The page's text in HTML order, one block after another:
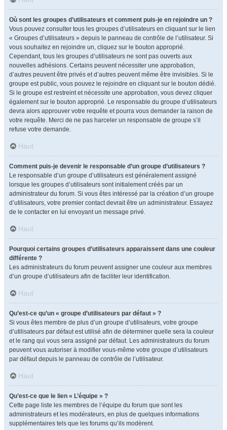
Où sont les groupes d’utilisateurs et comment puis-je en rejoindre un ?
Vous pouvez consulter tous les groupes d’utilisateurs en cliquant sur le lien
« Groupes d’utilisateurs » depuis le panneau de contrôle de l’utilisateur. Si
vous souhaitez en rejoindre un, cliquez sur le bouton approprié.
Cependant, tous les groupes d’utilisateurs ne sont pas ouverts aux
nouvelles adhésions. Certains peuvent nécessiter une approbation,
d’autres peuvent être privés et d’autres peuvent même être invisibles. Si le
groupe est public, vous pouvez le rejoindre en cliquant sur le bouton dédié.
Si le groupe est restreint et nécessite une approbation, vous devez cliquer
également sur le bouton approprié. Le responsable du groupe d’utilisateurs
devra alors approuver votre requête et pourra vous demander la raison de
votre requête. Merci de ne pas harceler un responsable de groupe s’il
refuse votre demande.
Haut
Comment puis-je devenir le responsable d’un groupe d’utilisateurs ?
Le responsable d’un groupe d’utilisateurs est généralement assigné
lorsque les groupes d’utilisateurs sont initialement créés par un
administrateur du forum. Si vous êtes intéressé par la création d’un groupe
d’utilisateurs, votre premier contact devrait être un administrateur. Essayez
de le contacter en lui envoyant un message privé.
Haut
Pourquoi certains groupes d’utilisateurs apparaissent dans une couleur
différente ?
Les administrateurs du forum peuvent assigner une couleur aux membres
d’un groupe d’utilisateurs afin de faciliter leur identification.
Haut
Qu’est-ce qu’un « groupe d’utilisateurs par défaut » ?
Si vous êtes membre de plus d’un groupe d’utilisateurs, votre groupe
d’utilisateurs par défaut est utilisé afin de déterminer quelle sera la couleur
et le rang qui vous sera assigné par défaut. Les administrateurs du forum
peuvent vous autoriser à modifier vous-même votre groupe d’utilisateurs
par défaut depuis le panneau de contrôle de l’utilisateur.
Haut
Qu’est-ce que le lien « L’équipe » ?
Cette page liste les membres de l’équipe du forum que sont les
administrateurs et les modérateurs, en plus de quelques informations
supplémentaires tels que les forums qu’ils modèrent.